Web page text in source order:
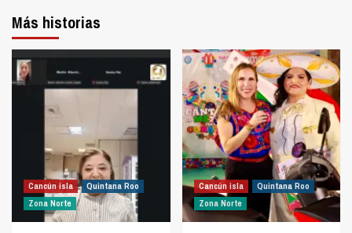
Más historias
Cancún isla
Quintana Roo
Zona Norte
Cancún isla
Quintana Roo
Zona Norte